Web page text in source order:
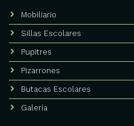
Mobiliario
Sillas Escolares
Pupitres
Pizarrones
Butacas Escolares
Galería